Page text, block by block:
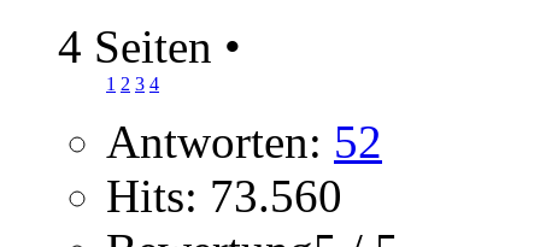
4 Seiten •
1 2 3 4
Antworten: 52
Hits: 73.560